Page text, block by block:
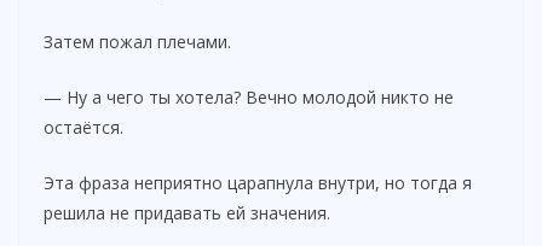
Затем пожал плечами.
— Ну а чего ты хотела? Вечно молодой никто не
остаётся.
Эта фраза неприятно царапнула внутри, но тогда я
решила не придавать ей значения.